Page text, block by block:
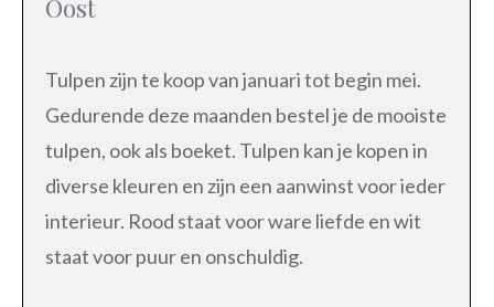
Oost
Tulpen zijn te koop van januari tot begin mei.
Gedurende deze maanden bestel je de mooiste
tulpen, ook als boeket. Tulpen kan je kopen in
diverse kleuren en zijn een aanwinst voor ieder
interieur. Rood staat voor ware liefde en wit
staat voor puur en onschuldig.